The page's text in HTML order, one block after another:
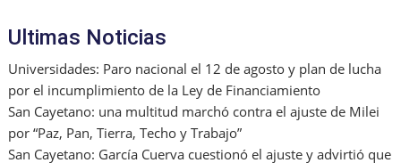
Ultimas Noticias
Universidades: Paro nacional el 12 de agosto y plan de lucha
por el incumplimiento de la Ley de Financiamiento
San Cayetano: una multitud marchó contra el ajuste de Milei
por “Paz, Pan, Tierra, Techo y Trabajo”
San Cayetano: García Cuerva cuestionó el ajuste y advirtió que